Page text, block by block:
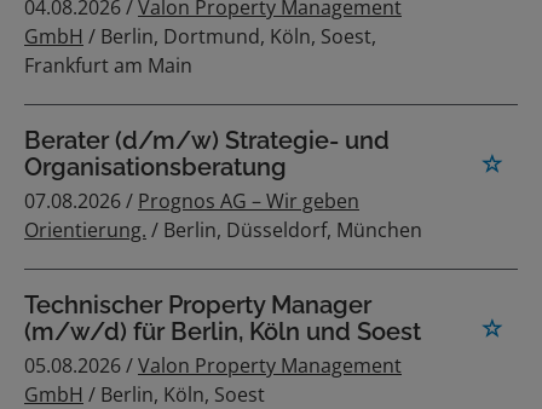
04.08.2026 /Valon Property Management
GmbH / Berlin, Dortmund, Köln, Soest,
Frankfurt am Main
Berater (d/m/w) Strategie- und
Organisationsberatung
07.08.2026 / Prognos AG – Wir geben
Orientierung. / Berlin, Düsseldorf, München
Technischer Property Manager
(m/w/d) für Berlin, Köln und Soest
05.08.2026 /Valon Property Management
GmbH / Berlin, Köln, Soest